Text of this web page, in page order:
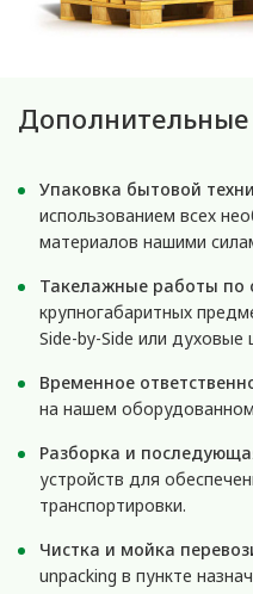
Дополнительные
Упаковка бытовой
использованием всех
материалов нашими
Такелажные работы по
крупногабаритных
Side-by-Side или духовые
Временное
на нашем
Разборка и
устройств для
транспортировки.
Чистка и мойка
unpacking в пункте